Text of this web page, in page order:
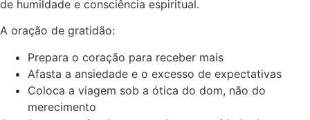
de humildade e consciência espiritual.
A oração de gratidão:
Prepara o coração para receber mais
Afasta a ansiedade e o excesso de expectativas
Coloca a viagem sob a ótica do dom, não do
merecimento